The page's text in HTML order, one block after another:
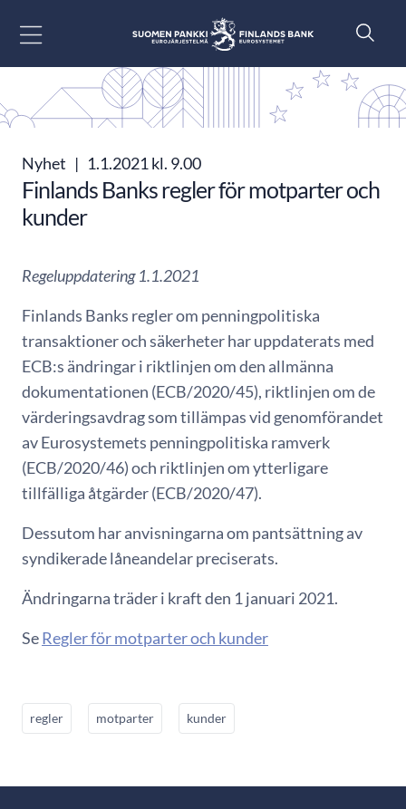
Nyhet | 1.1.2021 kl. 9.00
Finlands Banks regler för motparter och
kunder
Regeluppdatering 1.1.2021
Finlands Banks regler om penningpolitiska
transaktioner och säkerheter har uppdaterats med
ECB:s ändringar i riktlinjen om den allmänna
dokumentationen (ECB/2020/45), riktlinjen om de
värderingsavdrag som tillämpas vid genomförandet
av Eurosystemets penningpolitiska ramverk
(ECB/2020/46) och riktlinjen om ytterligare
tillfälliga åtgärder (ECB/2020/47).
Dessutom har anvisningarna om pantsättning av
syndikerade låneandelar preciserats.
Ändringarna träder i kraft den 1 januari 2021.
SeRegler för motparter och kunder
regler motparter kunder